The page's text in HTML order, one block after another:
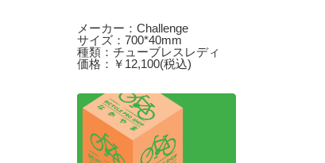
メーカー：Challenge
サイズ：700*40mm
種類：チューブレスレディ
価格：￥12,100(税込)